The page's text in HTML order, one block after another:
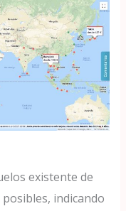
existente de
indicando